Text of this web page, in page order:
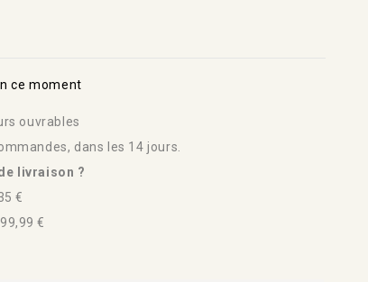
ce moment
ouvrables
dans les 14 jours.
livraison ?
€
€